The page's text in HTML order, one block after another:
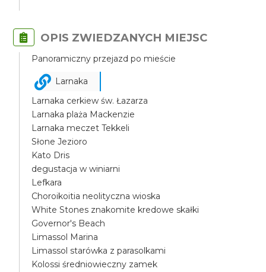
OPIS ZWIEDZANYCH MIEJSC
Panoramiczny przejazd po mieście
Larnaka
Larnaka cerkiew św. Łazarza
Larnaka plaża Mackenzie
Larnaka meczet Tekkeli
Słone Jezioro
Kato Dris
degustacja w winiarni
Lefkara
Choroikoitia neolityczna wioska
White Stones znakomite kredowe skałki
Governor's Beach
Limassol Marina
Limassol starówka z parasolkami
Kolossi średniowieczny zamek